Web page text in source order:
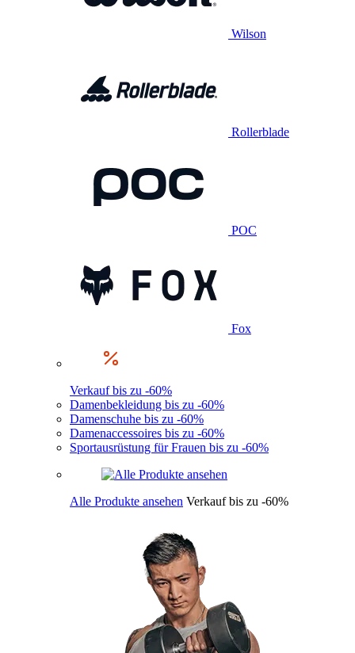
Wilson
Rollerblade
POC
Fox
Verkauf bis zu -60%
Damenbekleidung bis zu -60%
Damenschuhe bis zu -60%
Damenaccessoires bis zu -60%
Sportausrüstung für Frauen bis zu -60%
Alle Produkte ansehen Verkauf bis zu -60%